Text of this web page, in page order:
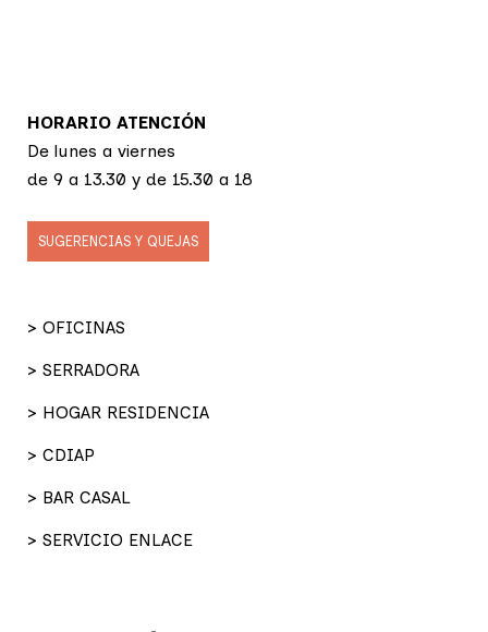
HORARIO ATENCIÓN
De lunes a viernes
de 9 a 13.30 y de 15.30 a 18
SUGERENCIAS Y QUEJAS
> OFICINAS
> SERRADORA
> HOGAR RESIDENCIA
> CDIAP
> BAR CASAL
> SERVICIO ENLACE